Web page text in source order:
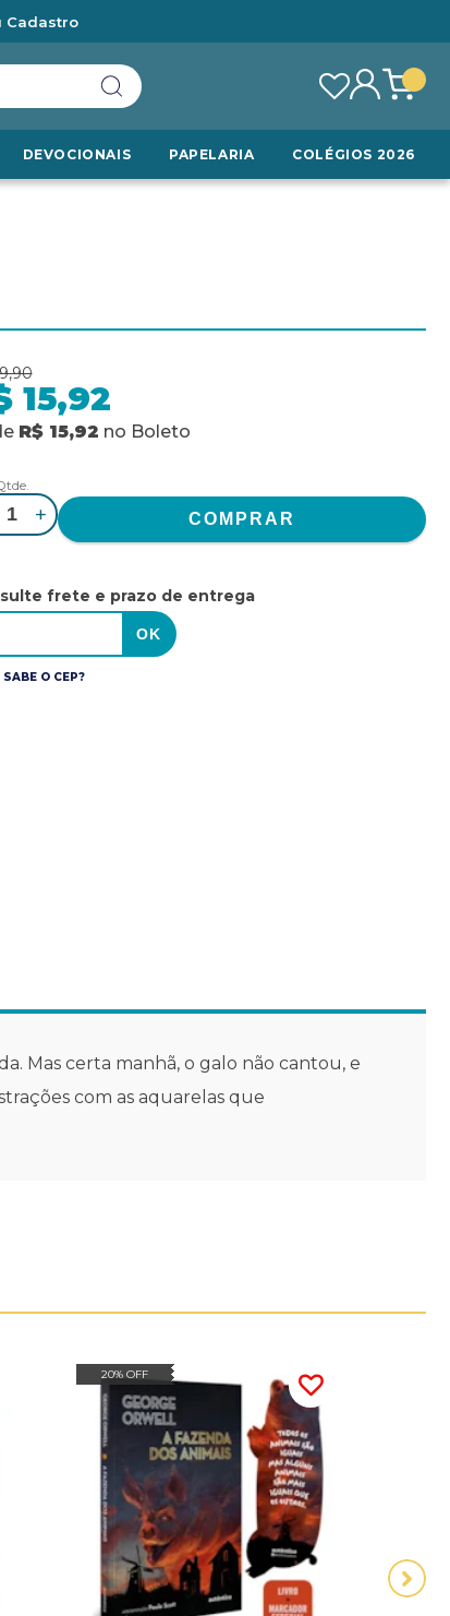
Cadastro
DEVOCIONAIS PAPELARIA COLÉGIOS 2026
15,92
R$ 15,92 no Boleto
+
frete e prazo de entrega
SABE O CEP?
Mas certa manhã, o galo não cantou, e
com as aquarelas que
20% OFF